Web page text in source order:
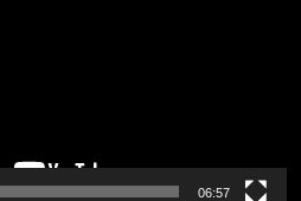
06:57